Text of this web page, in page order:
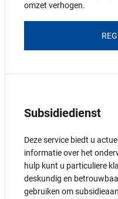
omzet verhogen.
Subsidiedienst
Deze service biedt u
informatie over het
hulp kunt u particuliere
deskundig en
gebruiken om